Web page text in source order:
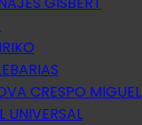
CRESPO MIGUEL
UNIVERSAL